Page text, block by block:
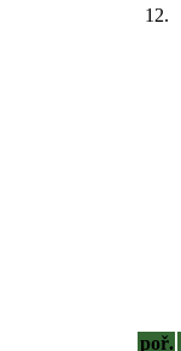
12.
poř.